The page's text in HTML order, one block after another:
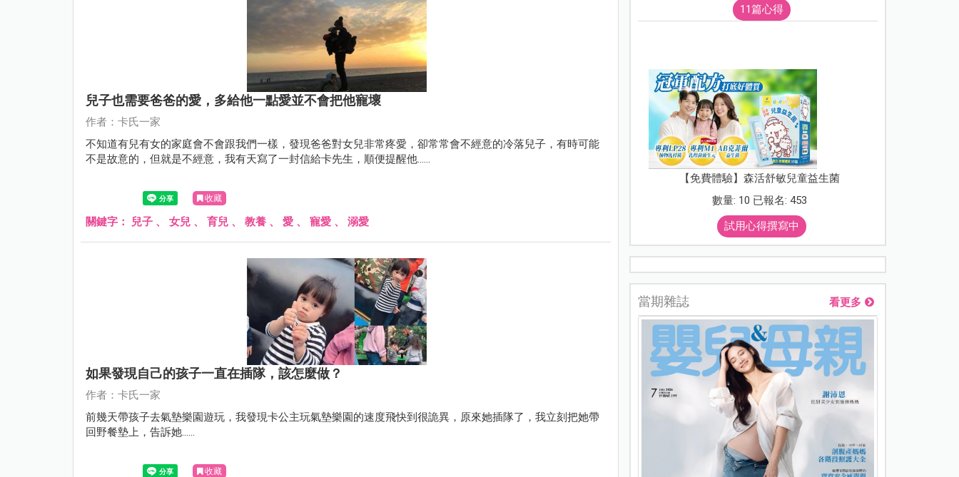
兒子也需要爸爸的愛，多給他一點愛並不會把他寵壞
作者：卡氏一家
不知道有兒有女的家庭會不會跟我們一樣，發現爸爸對女兒非常疼愛，卻常常會不經意的冷落兒子，有時可能
不是故意的，但就是不經意，我有天寫了一封信給卡先生，順便提醒他......
收藏
關鍵字： 兒子 、 女兒 、 育兒 、 教養 、 愛 、 寵愛 、 溺愛
如果發現自己的孩子一直在插隊，該怎麼做？
作者：卡氏一家
前幾天帶孩子去氣墊樂園遊玩，我發現卡公主玩氣墊樂園的速度飛快到很詭異，原來她插隊了，我立刻把她帶
回野餐墊上，告訴她......
收藏
11篇心得
【免費體驗】森活舒敏兒童益生菌
數量: 10 已報名: 453
試用心得撰寫中
當期雜誌 看更多